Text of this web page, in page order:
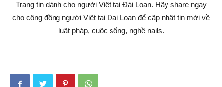
Trang tin dành cho người Việt tại Đài Loan. Hãy share ngay
cho cộng đồng người Việt tại Dai Loan để cập nhật tin mới về
luật pháp, cuộc sống, nghề nails.